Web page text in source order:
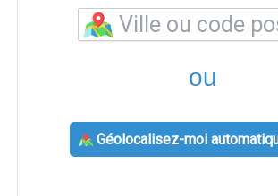
ou
Géolocalisez-moi